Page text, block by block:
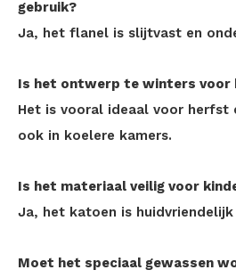
gebruik?
Ja, het flanel is slijtvast en
Is het ontwerp te winters voor
Het is vooral ideaal voor herfst
ook in koelere kamers.
Is het materiaal veilig voor
Ja, het katoen is
Moet het speciaal gewassen